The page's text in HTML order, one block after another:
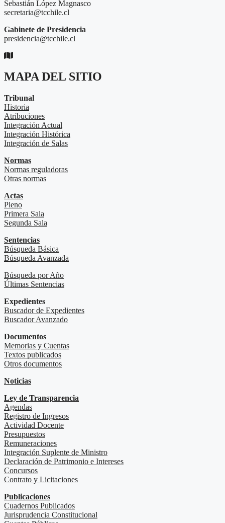
Sebastián López Magnasco
secretaria@tcchile.cl
Gabinete de Presidencia
presidencia@tcchile.cl
MAPA DEL SITIO
Tribunal
Historia
Atribuciones
Integración Actual
Integración Histórica
Integración de Salas
Normas
Normas reguladoras
Otras normas
Actas
Pleno
Primera Sala
Segunda Sala
Sentencias
Búsqueda Básica
Búsqueda Avanzada
Búsqueda por Año
Últimas Sentencias
Expedientes
Buscador de Expedientes
Buscador Avanzado
Documentos
Memorias y Cuentas
Textos publicados
Otros documentos
Noticias
Ley de Transparencia
Agendas
Registro de Ingresos
Actividad Docente
Presupuestos
Remuneraciones
Integración Suplente de Ministro
Declaración de Patrimonio e Intereses
Concursos
Contrato y Licitaciones
Publicaciones
Cuadernos Publicados
Jurisprudencia Constitucional